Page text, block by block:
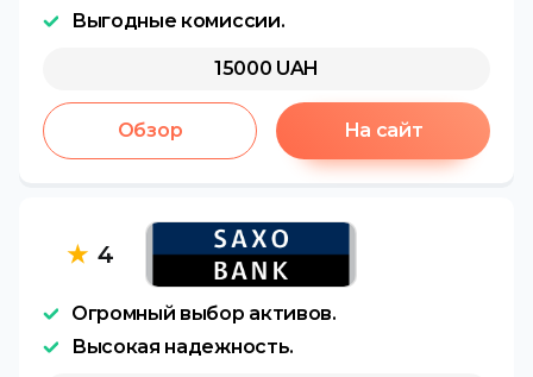
Выгодные комиссии.
15000 UAH
Обзор На сайт
★ 4
Огромный выбор активов.
Высокая надежность.